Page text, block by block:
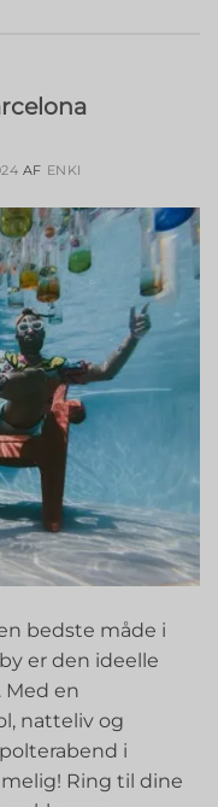
AF ENKI
bedste måde i
er den ideelle
en
natteliv og
i
Ring til dine